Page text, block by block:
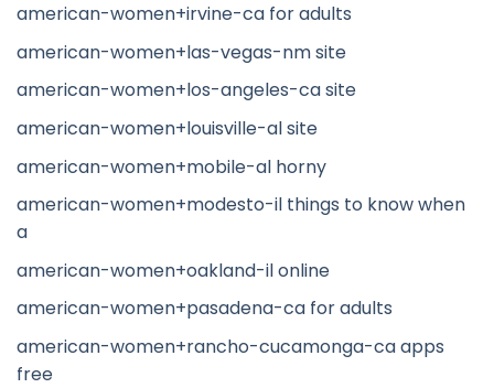
american-women+irvine-ca for adults
american-women+las-vegas-nm site
american-women+los-angeles-ca site
american-women+louisville-al site
american-women+mobile-al horny
american-women+modesto-il things to know when
a
american-women+oakland-il online
american-women+pasadena-ca for adults
american-women+rancho-cucamonga-ca apps
free